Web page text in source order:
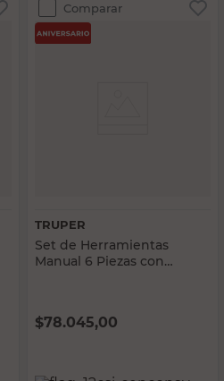
Comparar
TRUPER
Set de Herramientas
Manual 6 Piezas con
$78.045,00